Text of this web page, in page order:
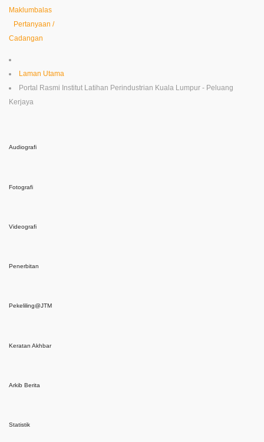
Maklumbalas
Pertanyaan /
Cadangan
Laman Utama
Portal Rasmi Institut Latihan Perindustrian Kuala Lumpur - Peluang
Kerjaya
Audiografi
Fotografi
Videografi
Penerbitan
Pekeliling@JTM
Keratan Akhbar
Arkib Berita
Statistik